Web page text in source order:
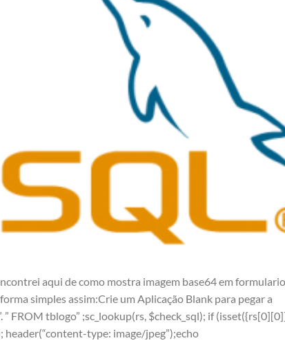
aqui de como mostra imagem base64 em formulario
simples assim:Crie um Aplicação Blank para pegar a
” FROM tblogo” ;sc_lookup(rs, $check_sql); if
type: image/jpeg”);echo